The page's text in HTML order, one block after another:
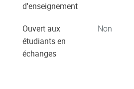
d'enseignement
Ouvert aux
étudiants en
échanges
Non